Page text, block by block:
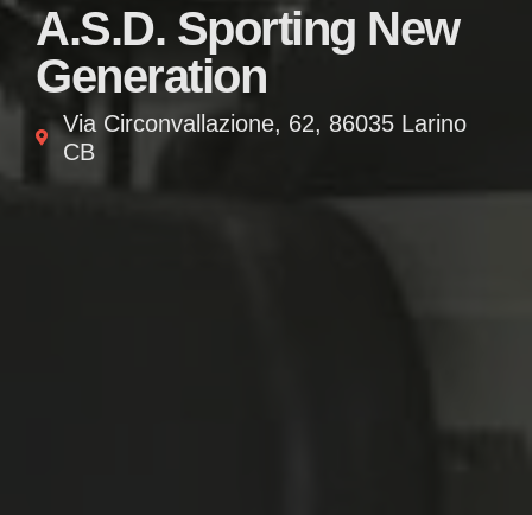
A.S.D. Sporting New
Generation
Via Circonvallazione, 62, 86035 Larino
CB